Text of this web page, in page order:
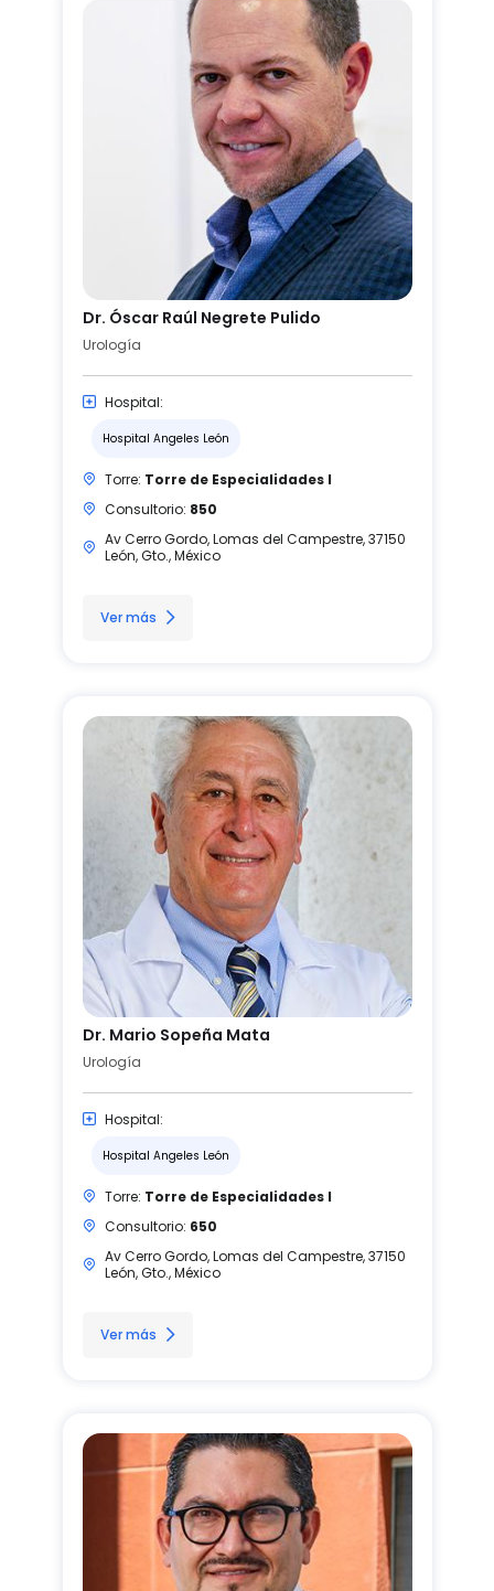
Dr. Óscar Raúl Negrete Pulido
Urología
Hospital:
Hospital Angeles León
Torre: Torre de Especialidades I
Consultorio: 850
Av Cerro Gordo, Lomas del Campestre, 37150
León, Gto., México
Ver más
Dr. Mario Sopeña Mata
Urología
Hospital:
Hospital Angeles León
Torre: Torre de Especialidades I
Consultorio: 650
Av Cerro Gordo, Lomas del Campestre, 37150
León, Gto., México
Ver más